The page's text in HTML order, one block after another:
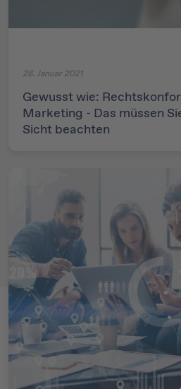
26. Januar 2021
Gewusst wie:
Marketing - Das müssen
Sicht beachten